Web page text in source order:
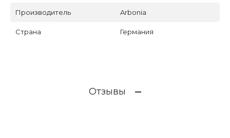
Производитель Arbonia
Страна Германия
Отзывы